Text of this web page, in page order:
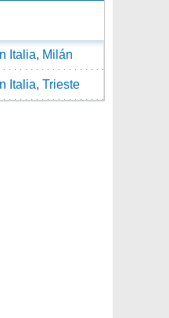
Italia, Milán
Italia, Trieste